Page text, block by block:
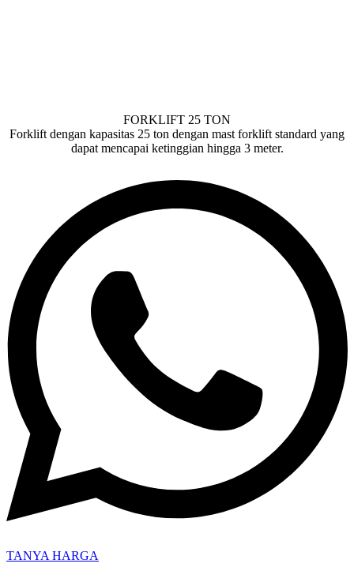
FORKLIFT 25 TON
Forklift dengan kapasitas 25 ton dengan mast forklift standard yang
dapat mencapai ketinggian hingga 3 meter.
TANYA HARGA